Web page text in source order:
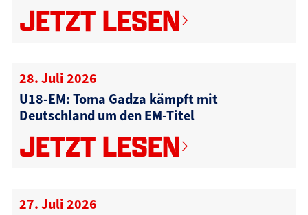
JETZT LESEN
28. Juli 2026
U18-EM: Toma Gadza kämpft mit
Deutschland um den EM-Titel
JETZT LESEN
27. Juli 2026